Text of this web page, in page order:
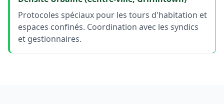
Protocoles spéciaux pour les tours d'habitation et
espaces confinés. Coordination avec les syndics
et gestionnaires.